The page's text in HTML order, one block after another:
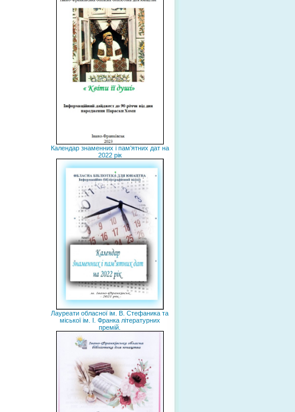
Календар знаменних і пам’ятних дат на
2022 рік
Лауреати обласної ім. В. Стефаника та
міської ім. І. Франка літературних
премій.